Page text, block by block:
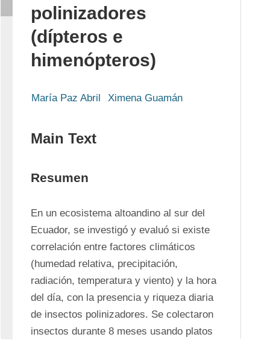
polinizadores
(dípteros e
himenópteros)
María Paz Abril Ximena Guamán
Main Text
Resumen
En un ecosistema altoandino al sur del
Ecuador, se investigó y evaluó si existe
correlación entre factores climáticos
(humedad relativa, precipitación,
radiación, temperatura y viento) y la hora
del día, con la presencia y riqueza diaria
de insectos polinizadores. Se colectaron
insectos durante 8 meses usando platos